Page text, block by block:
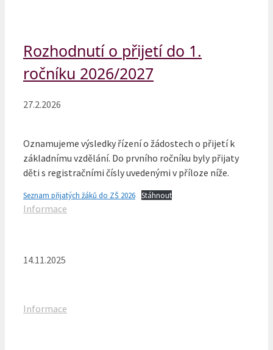
Rozhodnutí o přijetí do 1.
ročníku 2026/2027
27.2.2026
Oznamujeme výsledky řízení o žádostech o přijetí k
základnímu vzdělání. Do prvního ročníku byly přijaty
děti s registračními čísly uvedenými v příloze níže.
Seznam přijatých žáků do ZŠ 2026 Stáhnout
Rubriky
Informace
14.11.2025
Rubriky
Informace